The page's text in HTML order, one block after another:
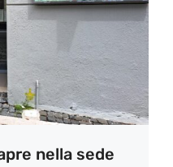
nella sede